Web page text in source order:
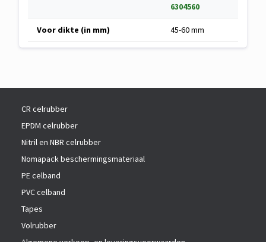
Specificaties
Nomapack
45-
p
e
c
a
t
i
6304560
Voor dikte (in mm) 45-60 mm
CR celrubber
EPDM celrubber
Nitril en NBR celrubber
Nomapack beschermingsmateriaal
PE celband
PVC celband
Tapes
Volrubber